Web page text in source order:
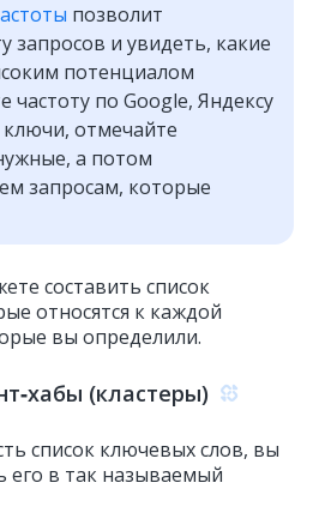
позволит
запросов и увидеть, какие
потенциалом
частоту по Google, Яндексу
отмечайте
а потом
запросам, которые
составить список
относятся к каждой
вы определили.
(кластеры)
список ключевых слов, вы
его в так называемый